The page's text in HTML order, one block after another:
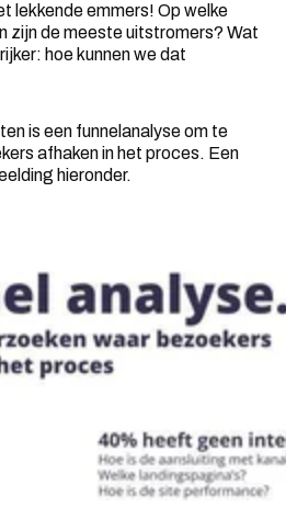
lekkende emmers! Op welke
zijn de meeste uitstromers? Wat
hoe kunnen we dat
is een funnelanalyse om te
afhaken in het proces. Een
hieronder.